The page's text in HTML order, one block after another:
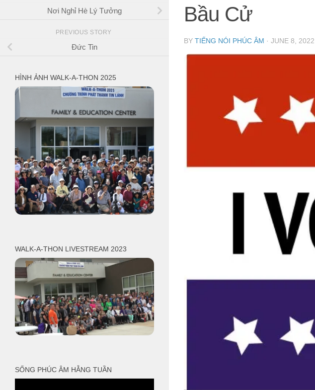
Bầu Cử
BY TIẾNG NÓI PHÚC ÂM · JUNE 8, 2022
Nơi Nghỉ Hè Lý Tưởng
PREVIOUS STORY
Đức Tin
HÌNH ẢNH WALK-A-THON 2025
WALK-A-THON LIVESTREAM 2023
SỐNG PHÚC ÂM HẰNG TUẦN